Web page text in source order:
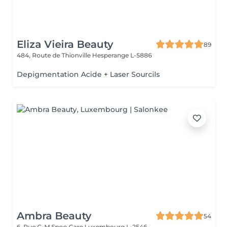
Eliza Vieira Beauty
89
484, Route de Thionville Hesperange L-5886
Depigmentation Acide + Laser Sourcils
Ambra Beauty
54